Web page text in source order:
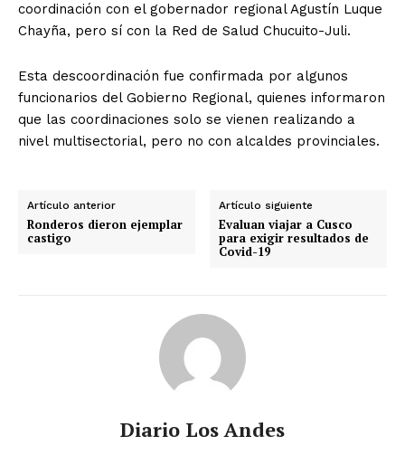
coordinación con el gobernador regional Agustín Luque
Chayña, pero sí con la Red de Salud Chucuito-Juli.
Esta descoordinación fue confirmada por algunos
funcionarios del Gobierno Regional, quienes informaron
que las coordinaciones solo se vienen realizando a
nivel multisectorial, pero no con alcaldes provinciales.
Artículo anterior
Ronderos dieron ejemplar
castigo
Artículo siguiente
Evaluan viajar a Cusco
para exigir resultados de
Covid-19
Diario Los Andes